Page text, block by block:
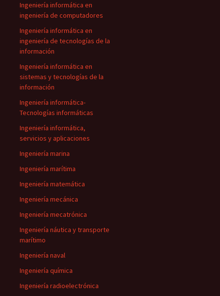
Ingeniería informática en
ingeniería de computadores
Ingeniería informática en
ingeniería de tecnologías de la
información
Ingeniería informática en
sistemas y tecnologías de la
información
Ingeniería informática-
Tecnologías informáticas
Ingeniería informática,
servicios y aplicaciones
Ingeniería marina
Ingeniería marítima
Ingeniería matemática
Ingeniería mecánica
Ingeniería mecatrónica
Ingeniería náutica y transporte
marítimo
Ingeniería naval
Ingeniería química
Ingeniería radioelectrónica